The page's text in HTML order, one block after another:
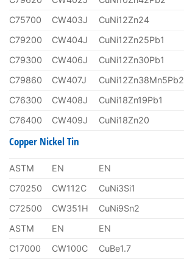
C75700
CW403J CuNi12Zn24
C79200
CW404J CuNi12Zn25Pb1
C79300
CW406J CuNi12Zn30Pb1
C79860
CW407J CuNi12Zn38Mn5Pb2
C76300
CW408J CuNi18Zn19Pb1
C76400
CW409J CuNi18Zn20
Copper Nickel Tin
ASTM EN EN
C70250
CW112C CuNi3Si1
C72500
CW351H CuNi9Sn2
ASTM
EN EN
C17000
CW100C CuBe1.7